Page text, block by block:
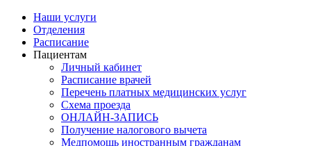
Наши услуги
Отделения
Расписание
Пациентам
Личный кабинет
Расписание врачей
Перечень платных медицинских услуг
Схема проезда
ОНЛАЙН-ЗАПИСЬ
Получение налогового вычета
Медпомощь иностранным гражданам